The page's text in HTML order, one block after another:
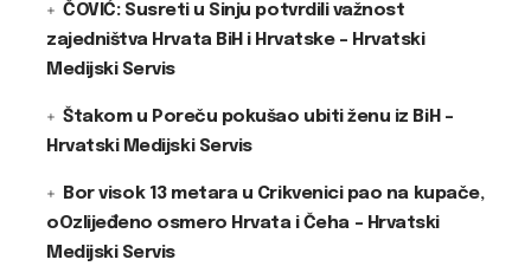
ČOVIĆ: Susreti u Sinju potvrdili važnost
zajedništva Hrvata BiH i Hrvatske – Hrvatski
Medijski Servis
Štakom u Poreču pokušao ubiti ženu iz BiH –
Hrvatski Medijski Servis
Bor visok 13 metara u Crikvenici pao na kupače,
oOzlijeđeno osmero Hrvata i Čeha – Hrvatski
Medijski Servis